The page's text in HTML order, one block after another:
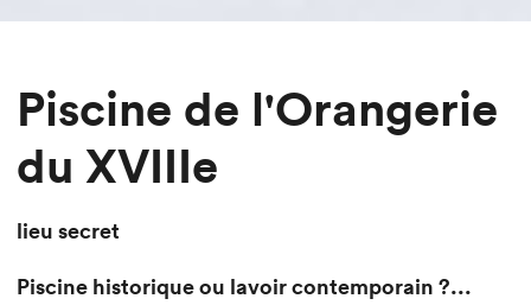
Piscine de l'Orangerie
du XVIIIe
lieu secret
Piscine historique ou lavoir contemporain ?...